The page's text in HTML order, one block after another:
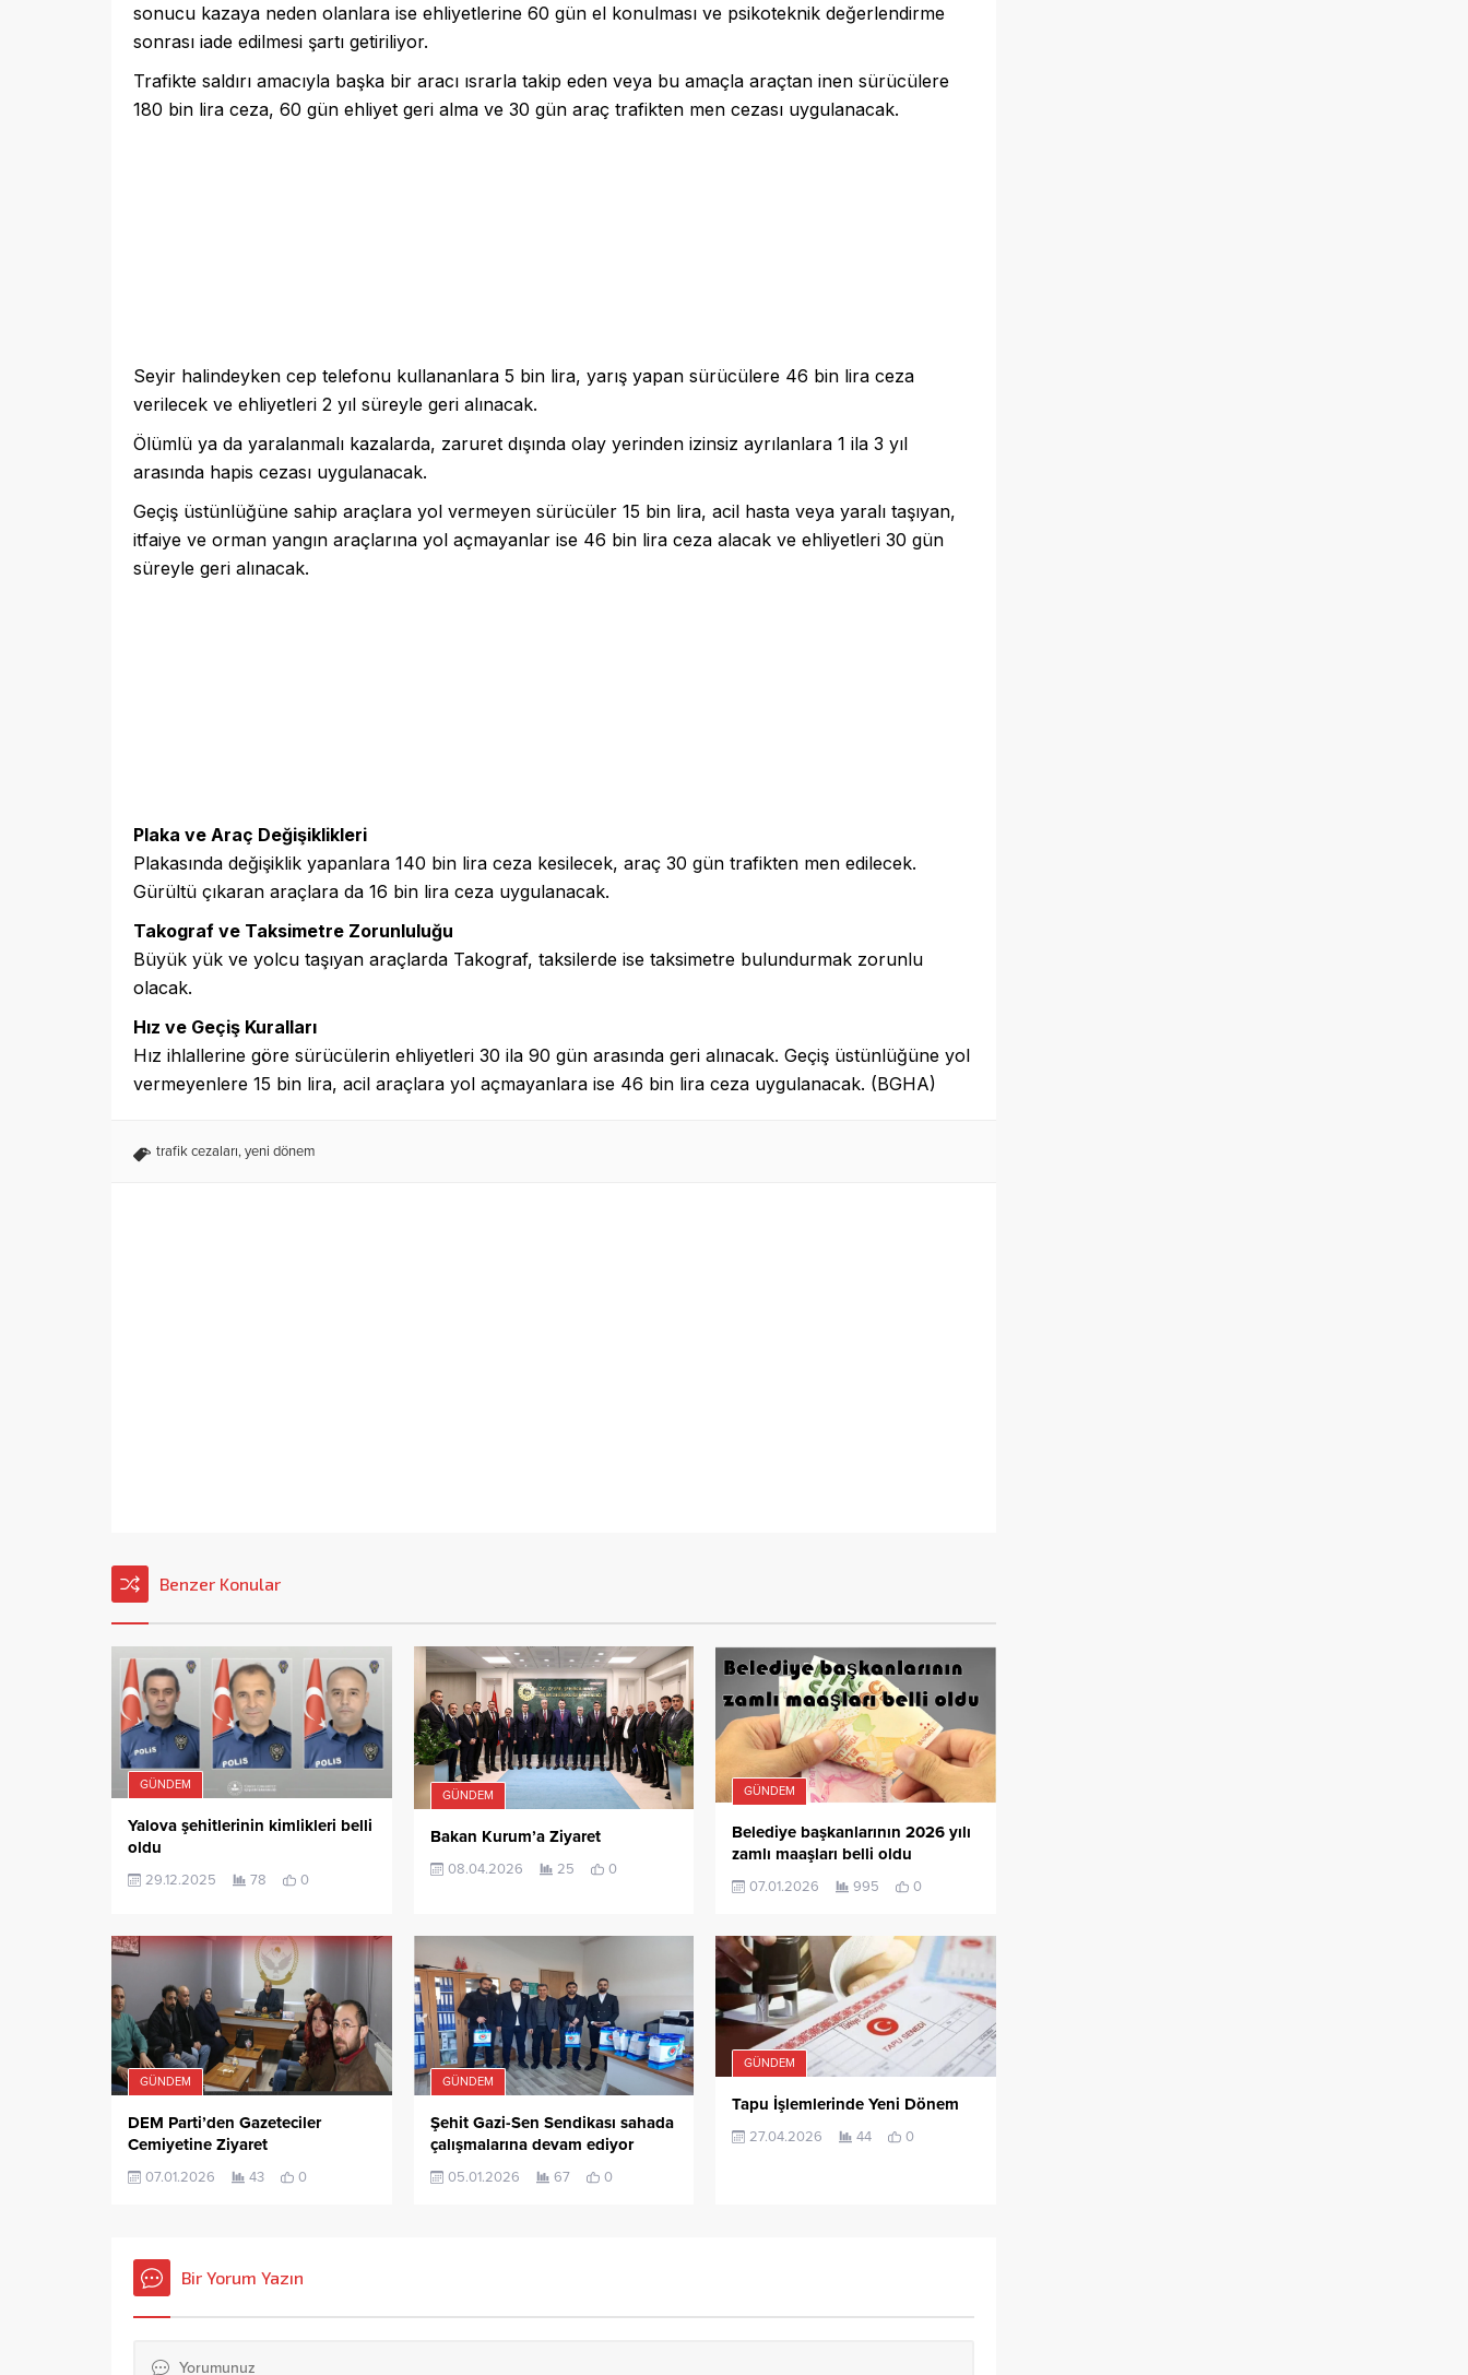
sonucu kazaya neden olanlara ise ehliyetlerine 60 gün el konulması ve psikoteknik değerlendirme
sonrası iade edilmesi şartı getiriliyor.
Trafikte saldırı amacıyla başka bir aracı ısrarla takip eden veya bu amaçla araçtan inen sürücülere
180 bin lira ceza, 60 gün ehliyet geri alma ve 30 gün araç trafikten men cezası uygulanacak.
Seyir halindeyken cep telefonu kullananlara 5 bin lira, yarış yapan sürücülere 46 bin lira ceza
verilecek ve ehliyetleri 2 yıl süreyle geri alınacak.
Ölümlü ya da yaralanmalı kazalarda, zaruret dışında olay yerinden izinsiz ayrılanlara 1 ila 3 yıl
arasında hapis cezası uygulanacak.
Geçiş üstünlüğüne sahip araçlara yol vermeyen sürücüler 15 bin lira, acil hasta veya yaralı taşıyan,
itfaiye ve orman yangın araçlarına yol açmayanlar ise 46 bin lira ceza alacak ve ehliyetleri 30 gün
süreyle geri alınacak.
Plaka ve Araç Değişiklikleri
Plakasında değişiklik yapanlara 140 bin lira ceza kesilecek, araç 30 gün trafikten men edilecek.
Gürültü çıkaran araçlara da 16 bin lira ceza uygulanacak.
Takograf ve Taksimetre Zorunluluğu
Büyük yük ve yolcu taşıyan araçlarda Takograf, taksilerde ise taksimetre bulundurmak zorunlu
olacak.
Hız ve Geçiş Kuralları
Hız ihlallerine göre sürücülerin ehliyetleri 30 ila 90 gün arasında geri alınacak. Geçiş üstünlüğüne yol
vermeyenlere 15 bin lira, acil araçlara yol açmayanlara ise 46 bin lira ceza uygulanacak. (BGHA)
trafik cezaları,yeni dönem
Benzer Konular
GÜNDEM
Yalova şehitlerinin kimlikleri belli
oldu
29.12.2025 78 0
GÜNDEM
Bakan Kurum’a Ziyaret
08.04.2026 25 0
GÜNDEM
Belediye başkanlarının 2026 yılı
zamlı maaşları belli oldu
07.01.2026 995 0
GÜNDEM
DEM Parti’den Gazeteciler
Cemiyetine Ziyaret
07.01.2026 43 0
GÜNDEM
Şehit Gazi-Sen Sendikası sahada
çalışmalarına devam ediyor
05.01.2026 67 0
GÜNDEM
Tapu İşlemlerinde Yeni Dönem
27.04.2026 44 0
Bir Yorum Yazın